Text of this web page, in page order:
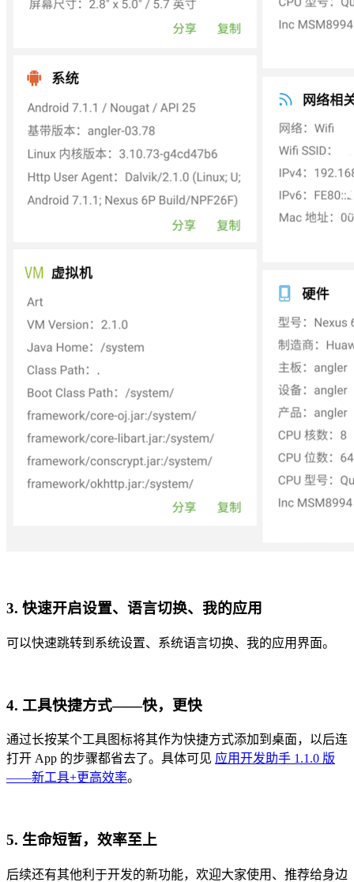
3. 快速开启设置、语言切换、我的应用
可以快速跳转到系统设置、系统语言切换、我的应用界面。
4. 工具快捷方式——快，更快
通过长按某个工具图标将其作为快捷方式添加到桌面，以后连
打开 App 的步骤都省去了。具体可见 应用开发助手 1.1.0 版
——新工具+更高效率。
5. 生命短暂，效率至上
后续还有其他利于开发的新功能，欢迎大家使用、推荐给身边